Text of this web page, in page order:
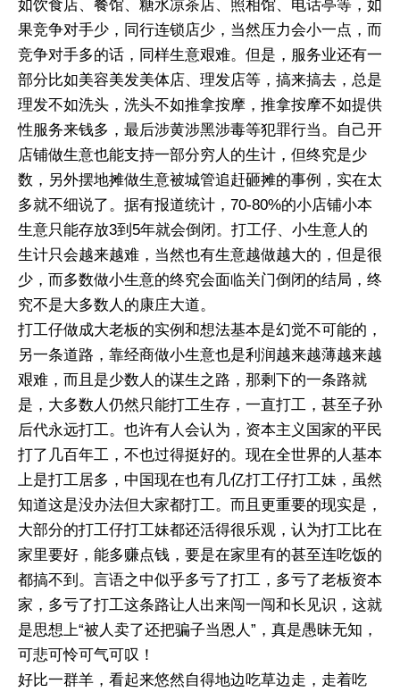
如饮食店、餐馆、糖水凉茶店、照相馆、电话亭等，如
果竞争对手少，同行连锁店少，当然压力会小一点，而
竞争对手多的话，同样生意艰难。但是，服务业还有一
部分比如美容美发美体店、理发店等，搞来搞去，总是
理发不如洗头，洗头不如推拿按摩，推拿按摩不如提供
性服务来钱多，最后涉黄涉黑涉毒等犯罪行当。自己开
店铺做生意也能支持一部分穷人的生计，但终究是少
数，另外摆地摊做生意被城管追赶砸摊的事例，实在太
多就不细说了。据有报道统计，70-80%的小店铺小本
生意只能存放3到5年就会倒闭。打工仔、小生意人的
生计只会越来越难，当然也有生意越做越大的，但是很
少，而多数做小生意的终究会面临关门倒闭的结局，终
究不是大多数人的康庄大道。
打工仔做成大老板的实例和想法基本是幻觉不可能的，
另一条道路，靠经商做小生意也是利润越来越薄越来越
艰难，而且是少数人的谋生之路，那剩下的一条路就
是，大多数人仍然只能打工生存，一直打工，甚至子孙
后代永远打工。也许有人会认为，资本主义国家的平民
打了几百年工，不也过得挺好的。现在全世界的人基本
上是打工居多，中国现在也有几亿打工仔打工妹，虽然
知道这是没办法但大家都打工。而且更重要的现实是，
大部分的打工仔打工妹都还活得很乐观，认为打工比在
家里要好，能多赚点钱，要是在家里有的甚至连吃饭的
都搞不到。言语之中似乎多亏了打工，多亏了老板资本
家，多亏了打工这条路让人出来闯一闯和长见识，这就
是思想上“被人卖了还把骗子当恩人”，真是愚昧无知，
可悲可怜可气可叹！
好比一群羊，看起来悠然自得地边吃草边走，走着吃